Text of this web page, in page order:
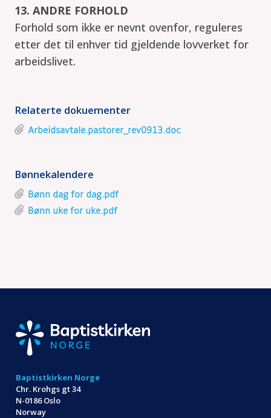
13. ANDRE FORHOLD
Forhold som ikke er nevnt ovenfor, reguleres
etter det til enhver tid gjeldende lovverket for
arbeidslivet.
Relaterte dokuementer
Arbeidsavtale.pastorer_rev0913.doc
Bønnekalendere
Bønn dag for dag.pdf
Bønn uke for uke.pdf
Baptistkirken Norge
Chr. Krohgs gt 34
N-0186 Oslo
Norway